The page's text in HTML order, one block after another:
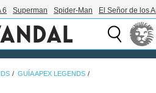
6 Superman Spider-Man El Señor de los
GUÍA APEX LEGENDS